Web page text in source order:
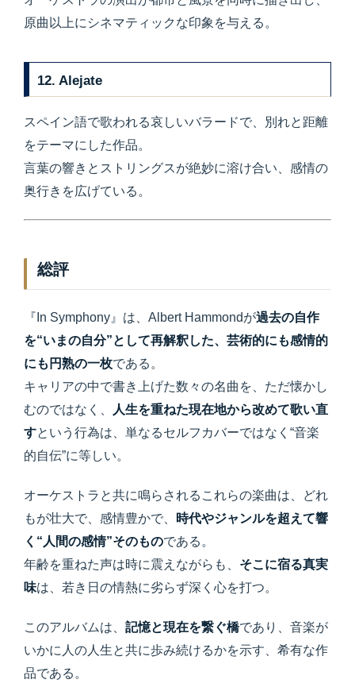
原曲以上にシネマティックな印象を与える。
12. Alejate
スペイン語で歌われる哀しいバラードで、別れと距離
をテーマにした作品。
言葉の響きとストリングスが絶妙に溶け合い、感情の
奥行きを広げている。
総評
『In Symphony』は、Albert Hammondが過去の自作
を“いまの自分”として再解釈した、芸術的にも感情的
にも円熟の一枚である。
キャリアの中で書き上げた数々の名曲を、ただ懐かし
むのではなく、
人生を重ねた現在地から改めて歌い直
すという行為は、単なるセルフカバーではなく“音楽
的自伝”に等しい。
オーケストラと共に鳴らされるこれらの楽曲は、どれ
もが壮大で、感情豊かで、
時代やジャンルを超えて響
く“人間の感情”そのものである。
年齢を重ねた声は時に震えながらも、 そこに宿る真実
味は、若き日の情熱に劣らず深く心を打つ。
このアルバムは、 記憶と現在を繋ぐ橋であり、音楽が
いかに人の人生と共に歩み続けるかを示す、希有な作
品である。